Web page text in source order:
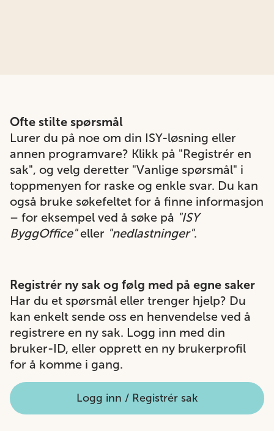
Ofte stilte spørsmål
Lurer du på noe om din ISY-løsning eller
annen programvare? Klikk på "Registrér en
sak", og velg deretter "Vanlige spørsmål" i
toppmenyen for raske og enkle svar. Du kan
også bruke søkefeltet for å finne informasjon
– for eksempel ved å søke på "ISY
ByggOffice"eller "nedlastninger".
Registrér ny sak og følg med på egne saker
Har du et spørsmål eller trenger hjelp? Du
kan enkelt sende oss en henvendelse ved å
registrere en ny sak. Logg inn med din
bruker-ID, eller opprett en ny brukerprofil
for å komme i gang.
Logg inn / Registrér sak